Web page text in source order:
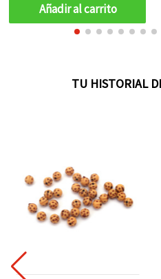
Añadir al carrito
TU HISTORIAL